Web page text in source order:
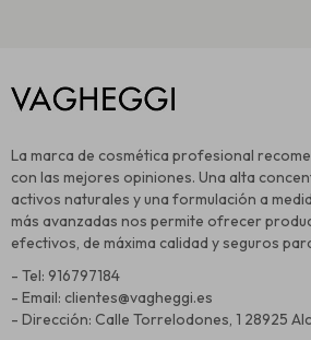
La marca de cosmética profesional
con las mejores opiniones. Una alta
activos naturales y una formulación a
más avanzadas nos permite ofrecer
efectivos, de máxima calidad y seguros
- Tel: 916797184
- Email: clientes@vagheggi.es
- Dirección: Calle Torrelodones, 1 28925